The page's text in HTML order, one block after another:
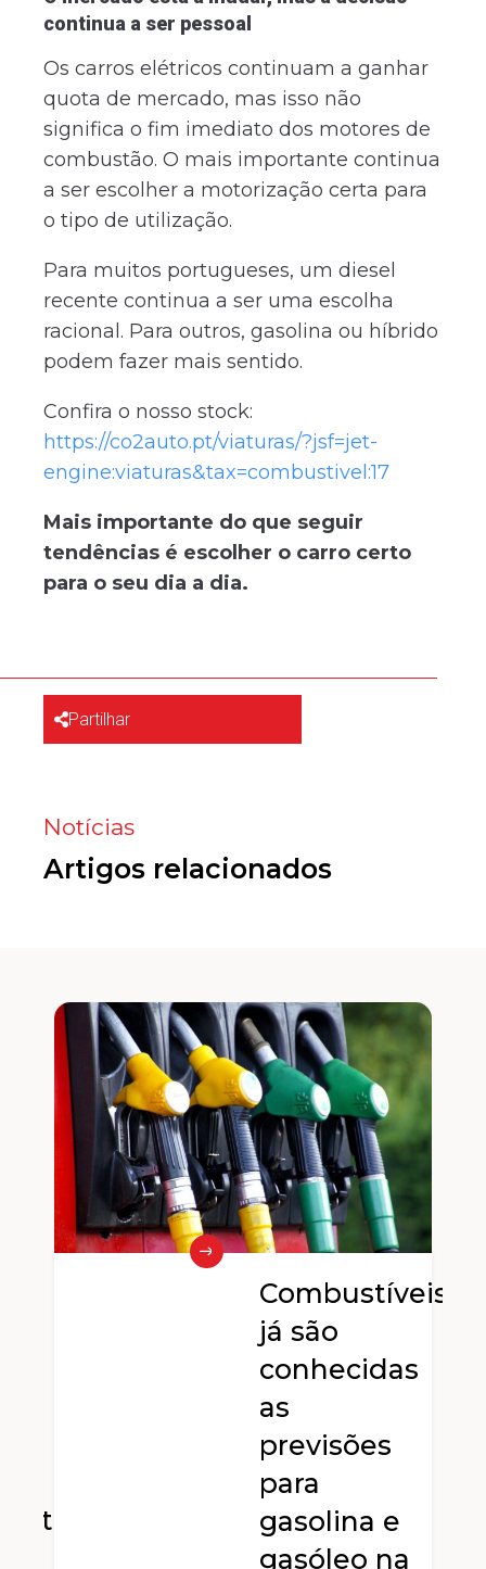
continua a ser pessoal
Os carros elétricos continuam a ganhar
quota de mercado, mas isso não
significa o fim imediato dos motores de
combustão. O mais importante continua
a ser escolher a motorização certa para
o tipo de utilização.
Para muitos portugueses, um diesel
recente continua a ser uma escolha
racional. Para outros, gasolina ou híbrido
podem fazer mais sentido.
Confira o nosso stock:
https://co2auto.pt/viaturas/?jsf=jet-
engine:viaturas&tax=combustivel:17
Mais importante do que seguir
tendências é escolher o carro certo
para o seu dia a dia.
Partilhar
Notícias
Artigos relacionados
Combustíveis:
já são
conhecidas
as
previsões
para
gasolina e
gasóleo na